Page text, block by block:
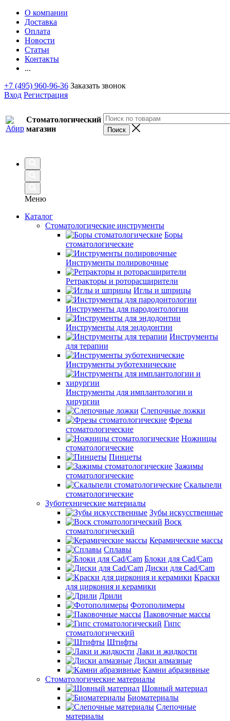
О компании
Доставка
Оплата
Новости
Статьи
Контакты
...
+7 (495) 960-96-36 Заказать звонок
Вход Регистрация
Стоматологический
магазин
Меню
Каталог
Стоматологические инструменты
Боры
стоматологические
Инструменты полировочные
Ретракторы и роторасширители
Иглы и шприцы
Инструменты для пародонтологии
Инструменты для эндодонтии
Инструменты
для терапии
Инструменты зуботехнические
Инструменты для имплантологии и
хирургии
Слепочные ложки
Фрезы
стоматологические
Ножницы
стоматологические
Пинцеты
Зажимы
стоматологические
Скальпели
стоматологические
Зуботехнические материалы
Зубы искусственные
Воск
стоматологический
Керамические массы
Сплавы
Блоки для Cad/Cam
Диски для Cad/Cam
Краски
для циркония и керамики
Дрили
Фотополимеры
Паковочные массы
Гипс
стоматологический
Штифты
Лаки и жидкости
Диски алмазные
Камни абразивные
Стоматологические материалы
Шовный материал
Биоматериалы
Слепочные
материалы